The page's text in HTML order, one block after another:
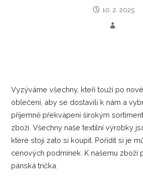
10. 2. 2025
Vyzýváme všechny, kteří touží po
oblečení, aby se dostavili k nám a
příjemně překvapeni širokým
zboží. Všechny naše textilní výrobky
které stojí zato si koupit. Pořídit si je
cenových podmínek. K našemu zboží
pánská trička